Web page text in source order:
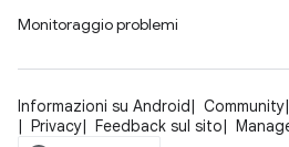
Monitoraggio problemi
Informazioni su Android Community
Privacy
Feedback sul sito